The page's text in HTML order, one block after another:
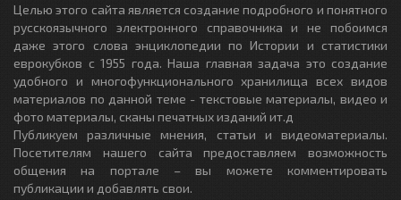
Целью этого сайта является создание подробного и понятного
русскоязычного электронного справочника и не побоимся
даже этого слова энциклопедии по Истории и статистики
еврокубков с 1955 года. Наша главная задача это создание
удобного и многофункционального хранилища всех видов
материалов по данной теме - текстовые материалы, видео и
фото материалы, сканы печатных изданий ит.д
Публикуем различные мнения, статьи и видеоматериалы.
Посетителям нашего сайта предоставляем возможность
общения на портале – вы можете комментировать
публикации и добавлять свои.